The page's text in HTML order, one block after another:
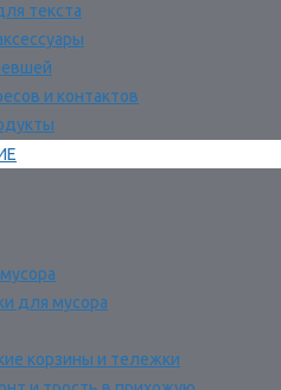
текста
и контактов
для мусора
корзины и тележки